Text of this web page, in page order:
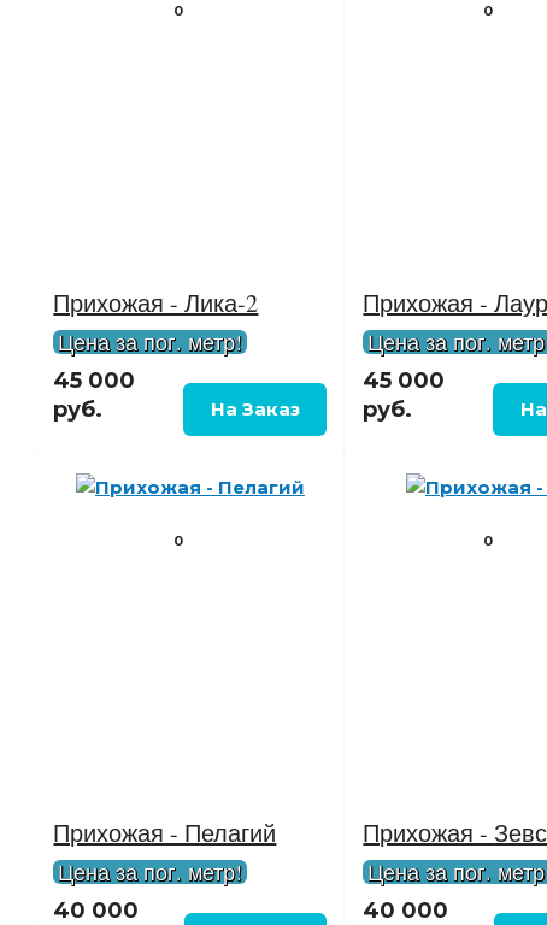
0
Прихожая - Лика-2
Цена за пог. метр!
45 000
руб.
0
Прихожая -
Цена за пог.
45 000
руб.
0
Прихожая - Пелагий
Цена за пог. метр!
40 000
0
Прихожая - Зевс
Цена за пог.
40 000